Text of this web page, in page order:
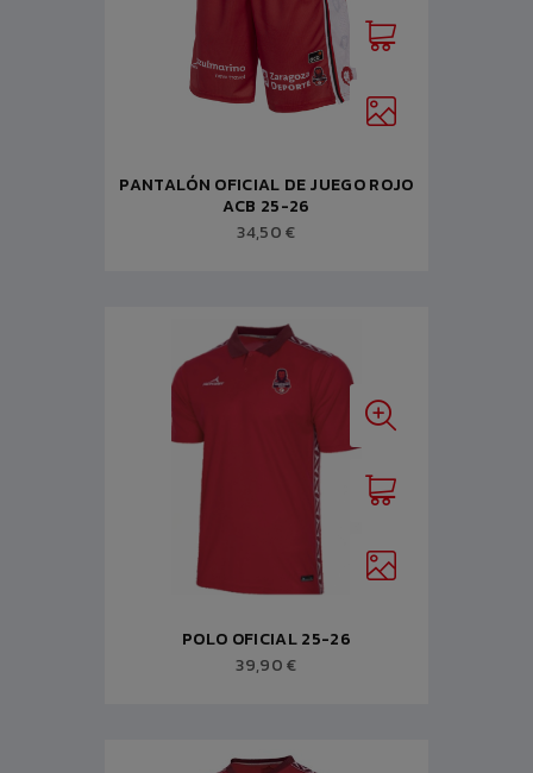
PANTALÓN OFICIAL DE JUEGO ROJO
ACB 25-26
34,50 €
POLO OFICIAL 25-26
39,90 €